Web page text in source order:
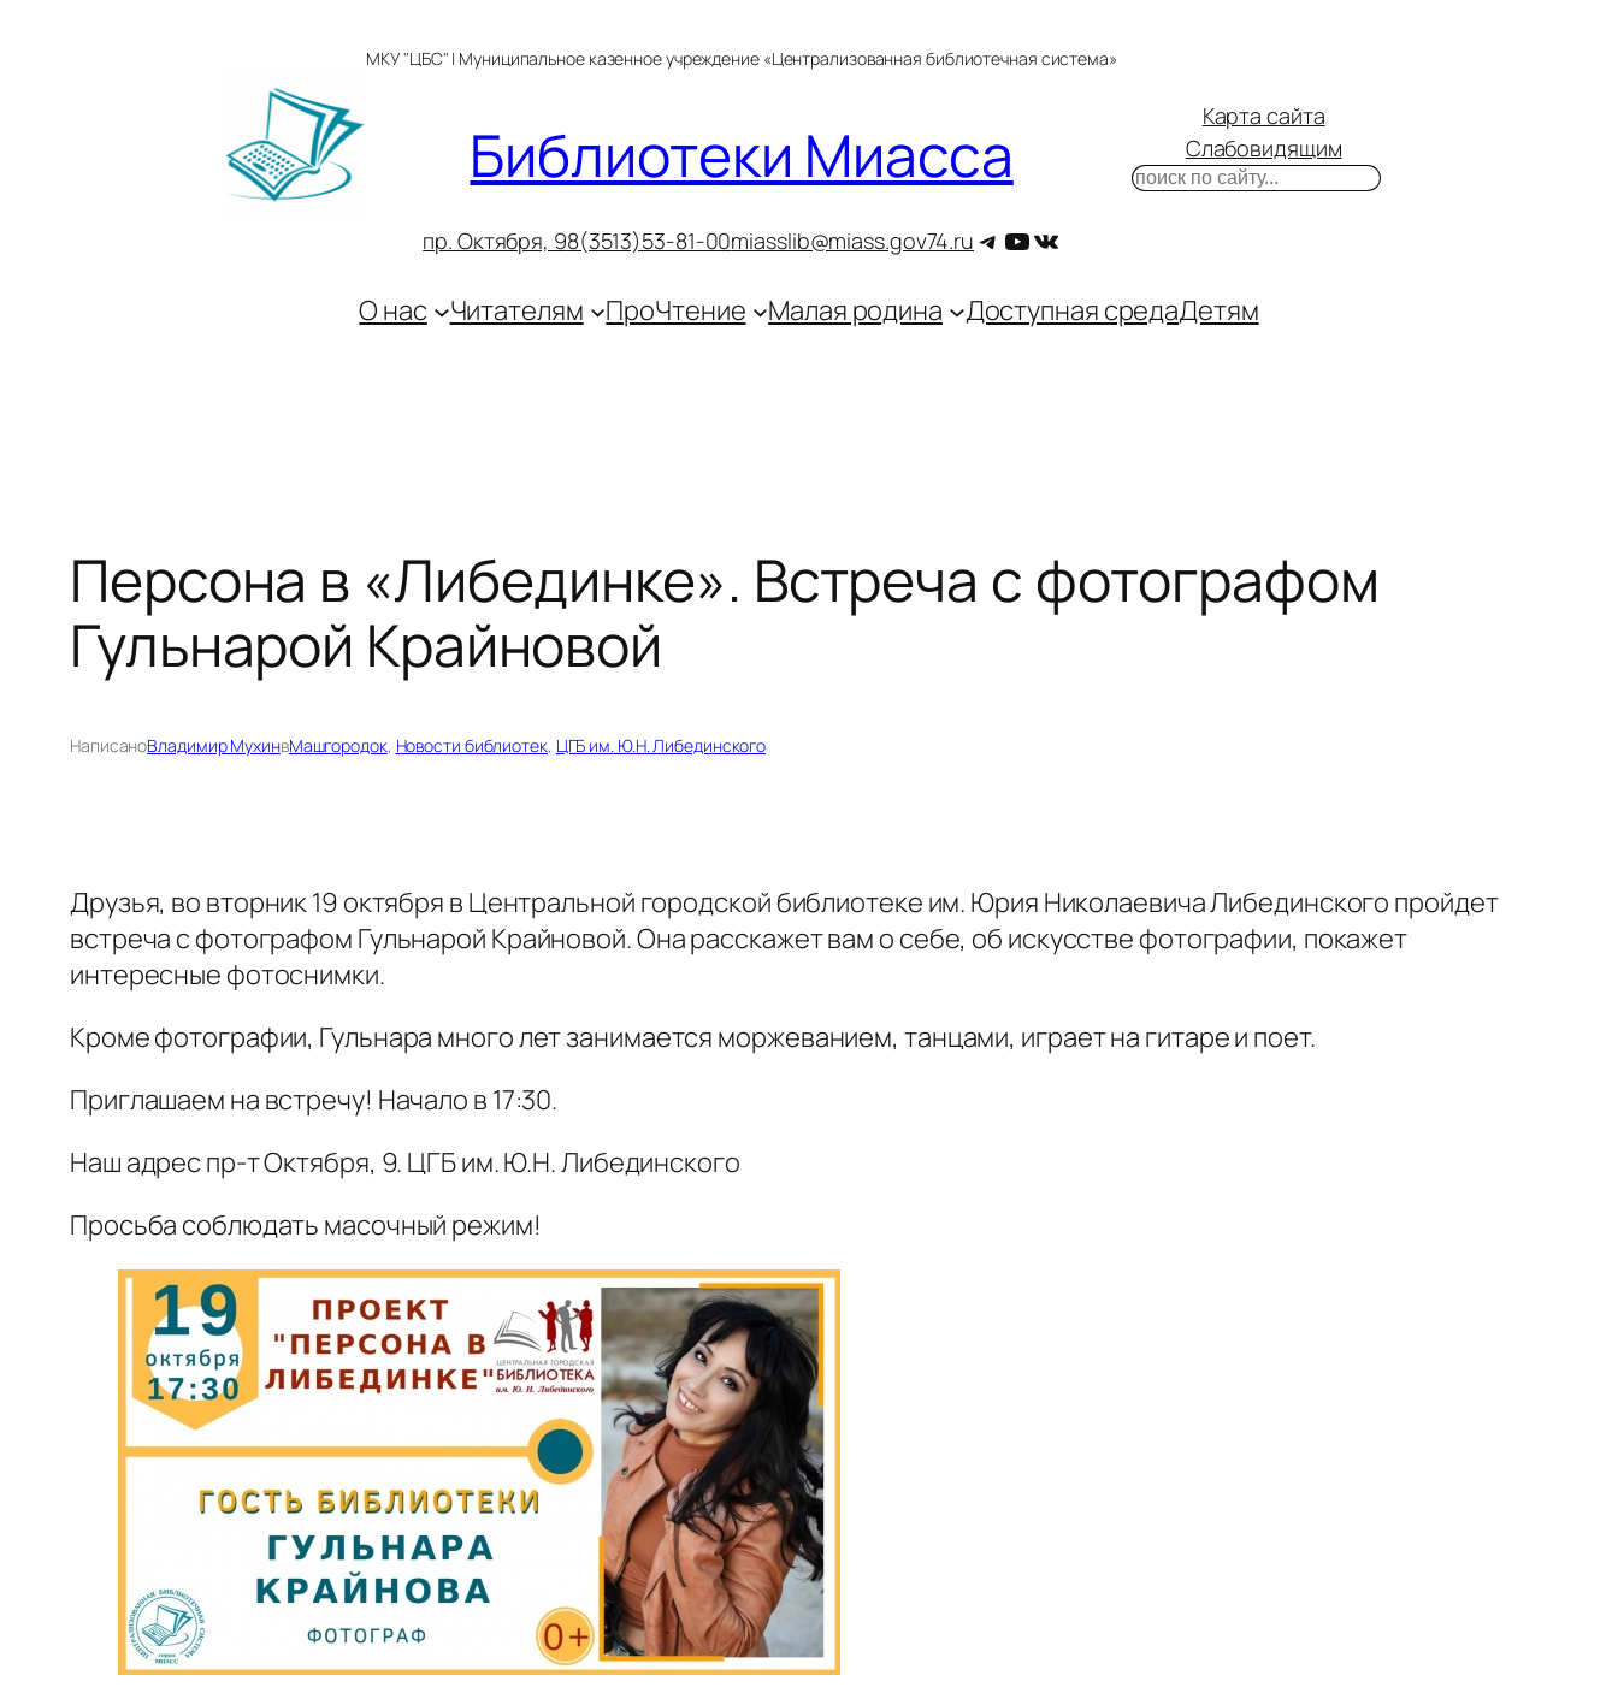
МКУ "ЦБС" | Муниципальное казенное учреждение «Централизованная библиотечная система»
Библиотеки Миасса
пр. Октября, 98(3513)53-81-00miasslib@miass.gov74.ru Telegram
YouTube
ВКонтакте
Карта сайта
Слабовидящим
Поиск
О нас Читателям ПроЧтение Малая родина Доступная средаДетям
Персона в «Либединке». Встреча с фотографом
Гульнарой Крайновой
НаписаноВладимир МухинвМашгородок, Новости библиотек, ЦГБ им. Ю.Н. Либединского
Друзья, во вторник 19 октября в Центральной городской библиотеке им. Юрия Николаевича Либединского пройдет
встреча с фотографом Гульнарой Крайновой. Она расскажет вам о себе, об искусстве фотографии, покажет
интересные фотоснимки.
Кроме фотографии, Гульнара много лет занимается моржеванием, танцами, играет на гитаре и поет.
Приглашаем на встречу! Начало в 17:30.
Наш адрес пр-т Октября, 9. ЦГБ им. Ю.Н. Либединского
Просьба соблюдать масочный режим!